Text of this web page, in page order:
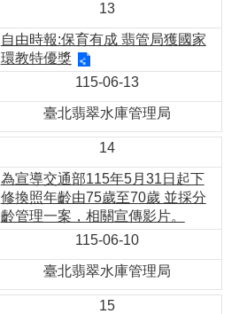
13
自由時報:保育有成 翡管局獲國家
環教特優獎
115-06-13
臺北翡翠水庫管理局
14
為宣導交通部115年5月31日起下
修換照年齡由75歲至70歲 並採分
齡管理一案，相關宣傳影片。
115-06-10
臺北翡翠水庫管理局
15